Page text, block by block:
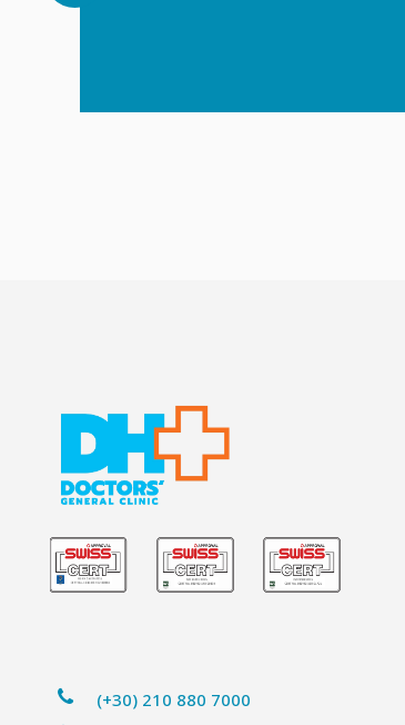
(+30) 210 880 7000